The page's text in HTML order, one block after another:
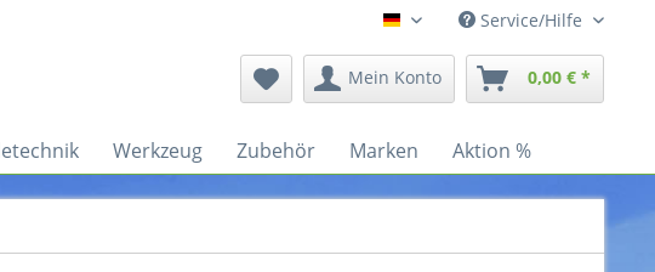
Deutsch Service/Hilfe
Mein Konto 0,00 € *
Werkzeug Zubehör Marken Aktion %